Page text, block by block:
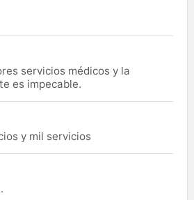
servicios médicos y la
es impecable.
y mil servicios